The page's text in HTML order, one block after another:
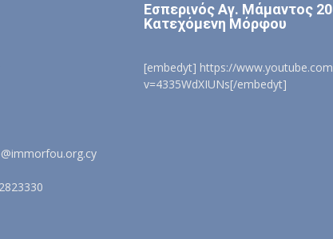
Εσπερινός Αγ. Μάμαντος
Κατεχόμενη Μόρφου
[embedyt] https://
v=4335WdXIUNs[/embedyt]